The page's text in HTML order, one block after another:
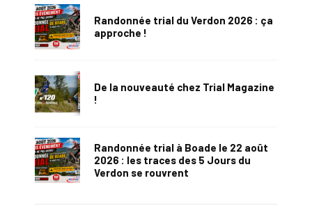
Randonnée trial du Verdon 2026 : ça
approche !
De la nouveauté chez Trial Magazine
!
Randonnée trial à Boade le 22 août
2026 : les traces des 5 Jours du
Verdon se rouvrent